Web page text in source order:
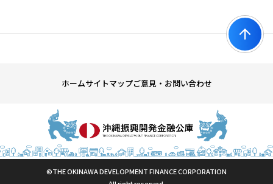
ホームサイトマップご意見・お問い合わせ
©THE OKINAWA DEVELOPMENT FINANCE CORPORATION